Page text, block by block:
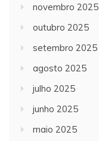
novembro 2025
outubro 2025
setembro 2025
agosto 2025
julho 2025
junho 2025
maio 2025